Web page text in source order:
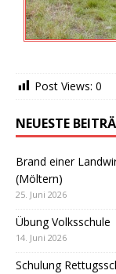
Post Views: 0
NEUESTE
Brand einer
(Möltern)
25. Juni 2026
Übung Volksschule
14. Juni 2026
Schulung